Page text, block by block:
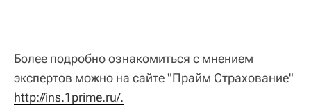
Более подробно ознакомиться с мнением
экспертов можно на сайте "Прайм Страхование"
http://ins.1prime.ru/.